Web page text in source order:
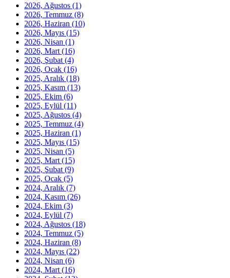
2026, Ağustos (1)
2026, Temmuz (8)
2026, Haziran (10)
2026, Mayıs (15)
2026, Nisan (1)
2026, Mart (16)
2026, Şubat (4)
2026, Ocak (16)
2025, Aralık (18)
2025, Kasım (13)
2025, Ekim (6)
2025, Eylül (11)
2025, Ağustos (4)
2025, Temmuz (4)
2025, Haziran (1)
2025, Mayıs (15)
2025, Nisan (5)
2025, Mart (15)
2025, Şubat (9)
2025, Ocak (5)
2024, Aralık (7)
2024, Kasım (26)
2024, Ekim (3)
2024, Eylül (7)
2024, Ağustos (18)
2024, Temmuz (5)
2024, Haziran (8)
2024, Mayıs (22)
2024, Nisan (6)
2024, Mart (16)